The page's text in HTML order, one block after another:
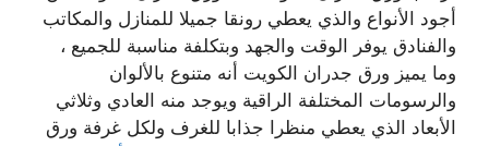
أجود الأنواع والذي يعطي رونقا جميلا للمنازل والمكاتب
والفنادق يوفر الوقت والجهد وبتكلفة مناسبة للجميع ،
وما يميز ورق جدران الكويت أنه متنوع بالألوان
والرسومات المختلفة الراقية ويوجد منه العادي وثلاثي
الأبعاد الذي يعطي منظرا جذابا للغرف ولكل غرفة ورق